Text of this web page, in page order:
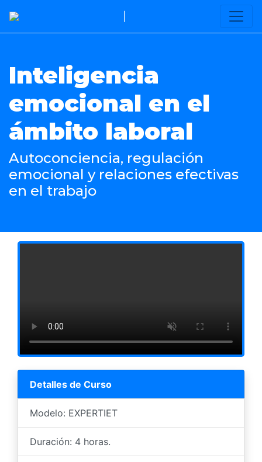
Inteligencia
emocional en el
ámbito laboral
Autoconciencia, regulación
emocional y relaciones efectivas
en el trabajo
Detalles de Curso
Modelo: EXPERTIET
Duración: 4 horas.